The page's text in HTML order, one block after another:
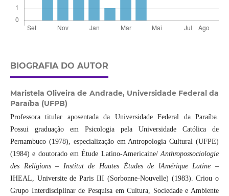
BIOGRAFIA DO AUTOR
Maristela Oliveira de Andrade, Universidade Federal da
Paraíba (UFPB)
Professora titular aposentada da Universidade Federal da Paraíba.
Possui graduação em Psicologia pela Universidade Católica de
Pernambuco (1978), especialização em Antropologia Cultural (UFPE)
(1984) e doutorado em Étude Latino-Americaine/Anthropossociologie
des Religions – Institut de Hautes Études de lAmérique Latine –
IHEAL, Universite de Paris III (Sorbonne-Nouvelle) (1983). Criou o
Grupo Interdisciplinar de Pesquisa em Cultura, Sociedade e Ambiente